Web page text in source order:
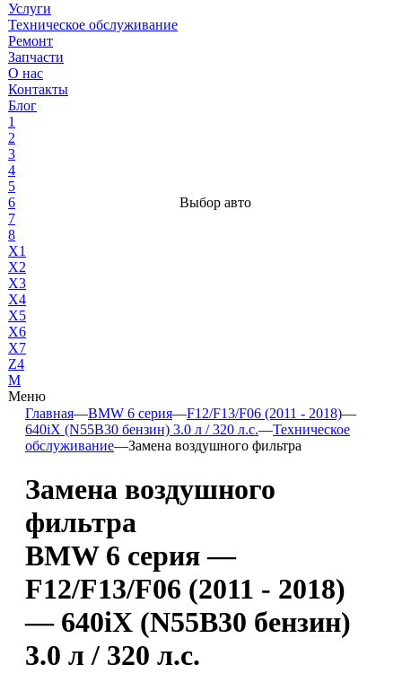
Услуги
Техническое обслуживание
Ремонт
Запчасти
О нас
Контакты
Блог
1
2
3
4
5
6
7
8
X1
X2
X3
X4
X5
X6
X7
Z4
М
Меню
Выбор авто
Главная—BMW 6 серия—F12/F13/F06 (2011 - 2018)—
640iX (N55B30 бензин) 3.0 л / 320 л.с.—Техническое
обслуживание—Замена воздушного фильтра
Замена воздушного
фильтра
BMW 6 серия —
F12/F13/F06 (2011 - 2018)
— 640iX (N55B30 бензин)
3.0 л / 320 л.с.